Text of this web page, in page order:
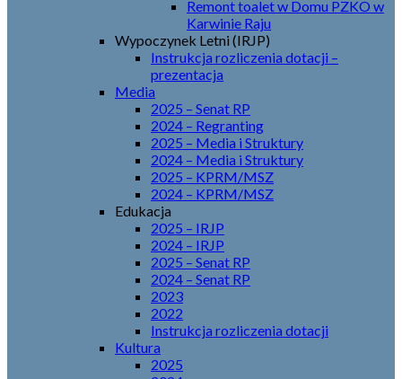
Remont toalet w Domu PZKO w
Karwinie Raju
Wypoczynek Letni (IRJP)
Instrukcja rozliczenia dotacji –
prezentacja
Media
2025 – Senat RP
2024 – Regranting
2025 – Media i Struktury
2024 – Media i Struktury
2025 – KPRM/MSZ
2024 – KPRM/MSZ
Edukacja
2025 – IRJP
2024 – IRJP
2025 – Senat RP
2024 – Senat RP
2023
2022
Instrukcja rozliczenia dotacji
Kultura
2025